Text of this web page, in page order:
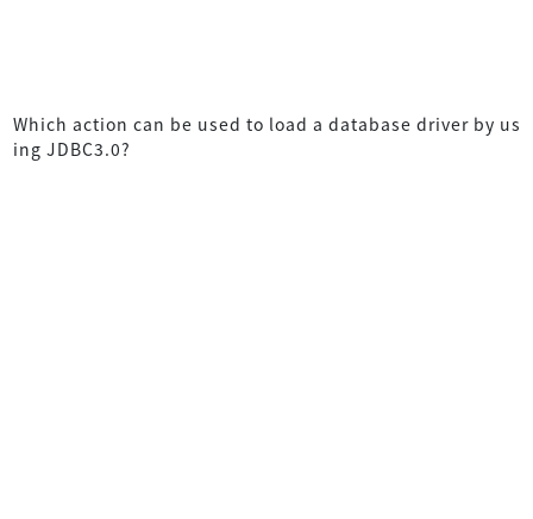
Which action can be used to load a database driver by us
ing JDBC3.0?